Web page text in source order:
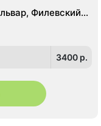
Филевский
3400 p.